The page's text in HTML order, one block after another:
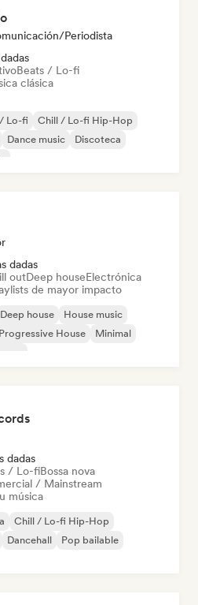
Periodista
Beats / Lo-fi
clásica
Lo-fi
Chill / Lo-fi Hip-Hop
Dance music
Discoteca
dadas
outDeep houseElectrónica
de mayor impacto
Deep house
House music
House
Minimal
dadas
/ Lo-fiBossa nova
/ Mainstream
música
Chill / Lo-fi Hip-Hop
Dancehall
Pop bailable